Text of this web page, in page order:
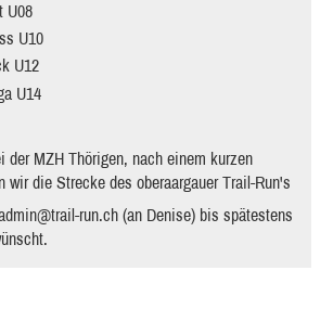
U08
U10
U12
U14
der MZH Thörigen, nach einem kurzen
wir die Strecke des oberaargauer Trail-Run's
run.ch(an Denise) bis spätestens